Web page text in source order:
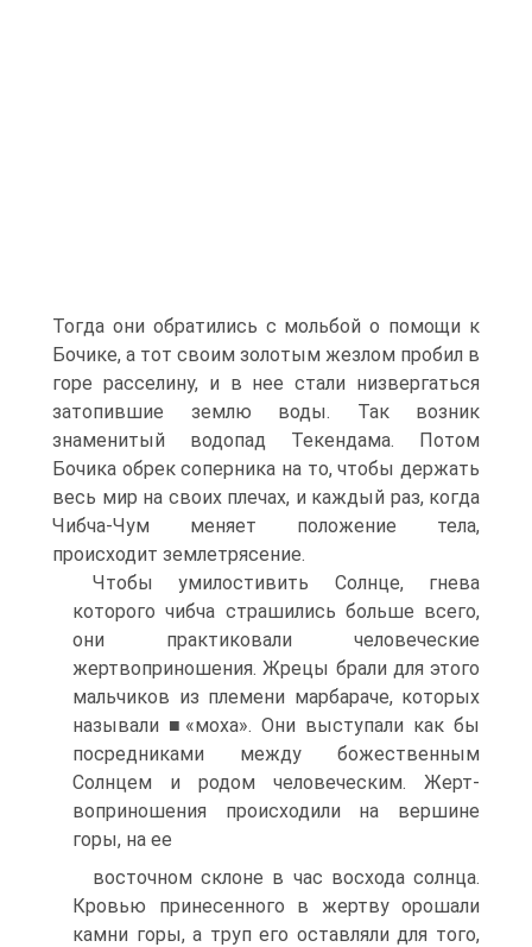
Тогда они обратились с мольбой о помощи к
Бочике, а тот своим золотым жезлом пробил в
горе расселину, и в нее стали низвергаться
затопившие землю воды. Так возник
знаменитый во­допад Текендама. Потом
Бочика обрек соперника на то, чтобы держать
весь мир на своих плечах, и каж­дый раз, когда
Чибча-Чум меняет положение тела,
происходит землетрясение.
Чтобы умилостивить Солнце, гнева
которого чибча страшились больше всего,
они практиковали челове­ческие
жертвоприношения. Жрецы брали для этого
мальчиков из племени марбараче, которых
называли ■«моха». Они выступали как бы
посредниками между божественным
Солнцем и родом человеческим. Жерт­
воприношения происходили на вершине
горы, на ее
восточном склоне в час восхода солнца.
Кровью при­несенного в жертву орошали
камни горы, а труп его оставляли для того,